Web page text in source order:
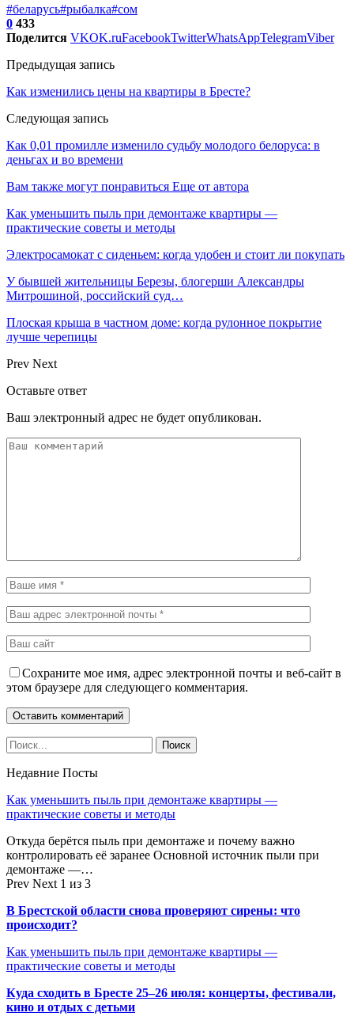
#беларусь#рыбалка#сом
0 433
Поделится VKOK.ruFacebookTwitterWhatsAppTelegramViber
Предыдущая запись
Как изменились цены на квартиры в Бресте?
Следующая запись
Как 0,01 промилле изменило судьбу молодого белоруса: в
деньгах и во времени
Вам также могут понравиться Еще от автора
Как уменьшить пыль при демонтаже квартиры —
практические советы и методы
Электросамокат с сиденьем: когда удобен и стоит ли покупать
У бывшей жительницы Березы, блогерши Александры
Митрошиной, российский суд…
Плоская крыша в частном доме: когда рулонное покрытие
лучше черепицы
Prev Next
Оставьте ответ
Ваш электронный адрес не будет опубликован.
Сохраните мое имя, адрес электронной почты и веб-сайт в
этом браузере для следующего комментария.
Недавние Посты
Как уменьшить пыль при демонтаже квартиры —
практические советы и методы
Откуда берётся пыль при демонтаже и почему важно
контролировать её заранее Основной источник пыли при
демонтаже —…
Prev Next 1 из 3
В Брестской области снова проверяют сирены: что
происходит?
Как уменьшить пыль при демонтаже квартиры —
практические советы и методы
Куда сходить в Бресте 25–26 июля: концерты, фестивали,
кино и отдых с детьми